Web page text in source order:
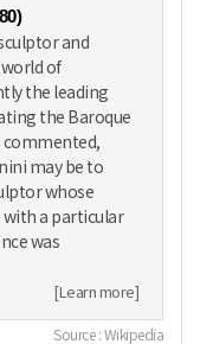
and
of
the leading
the Baroque
commented,
may be to
whose
a particular
was
[Learn more]
Source : Wikipedia